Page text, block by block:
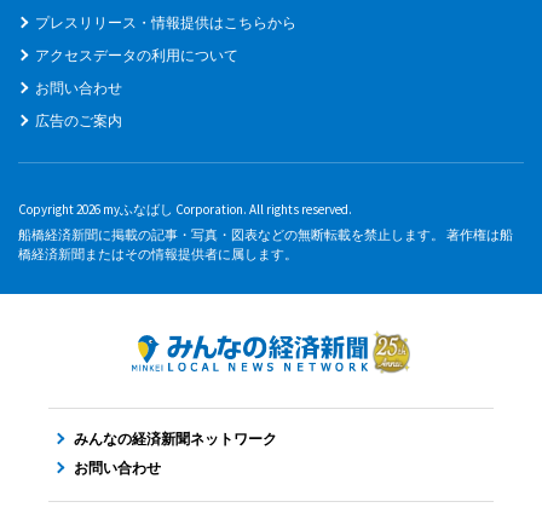
プレスリリース・情報提供はこちらから
アクセスデータの利用について
お問い合わせ
広告のご案内
Copyright 2026 myふなばし Corporation. All rights reserved.
船橋経済新聞に掲載の記事・写真・図表などの無断転載を禁止します。 著作権は船
橋経済新聞またはその情報提供者に属します。
みんなの経済新聞ネットワーク
お問い合わせ